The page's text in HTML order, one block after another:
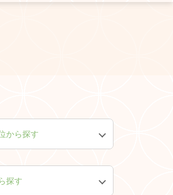
から探す
手探す